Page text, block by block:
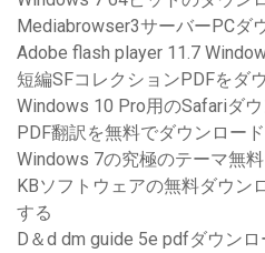
Mediabrowser3サーバーPCダ
Adobe flash player 11.7
短編SFコレクションPDFをダ
Windows 10 Pro用のSafariダ
PDF翻訳を無料でダウンロード
Windows 7の究極のテーマ無
KBソフトウェアの無料ダウン
する
D＆d dm guide 5e pdfダウンロ